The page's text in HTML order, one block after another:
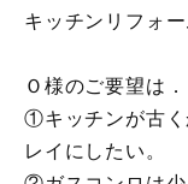
キッチンリフォ
Ｏ様のご要望は．
①キッチンが古
レイにしたい。